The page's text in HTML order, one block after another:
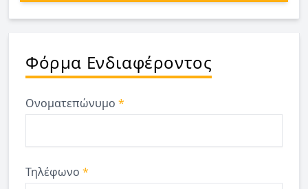
Φόρμα Ενδιαφέροντος
Ονοματεπώνυμο *
Τηλέφωνο *